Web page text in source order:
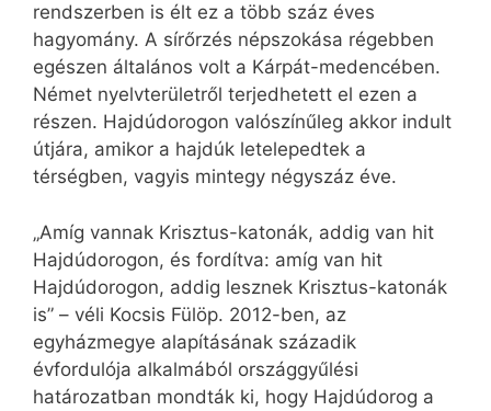
rendszerben is élt ez a több száz éves
hagyomány. A sírőrzés népszokása régebben
egészen általános volt a Kárpát-medencében.
Német nyelvterületről terjedhetett el ezen a
részen. Hajdúdorogon valószínűleg akkor indult
útjára, amikor a hajdúk letelepedtek a
térségben, vagyis mintegy négyszáz éve.
„Amíg vannak Krisztus-katonák, addig van hit
Hajdúdorogon, és fordítva: amíg van hit
Hajdúdorogon, addig lesznek Krisztus-katonák
is” – véli Kocsis Fülöp. 2012-ben, az
egyházmegye alapításának századik
évfordulója alkalmából országgyűlési
határozatban mondták ki, hogy Hajdúdorog a